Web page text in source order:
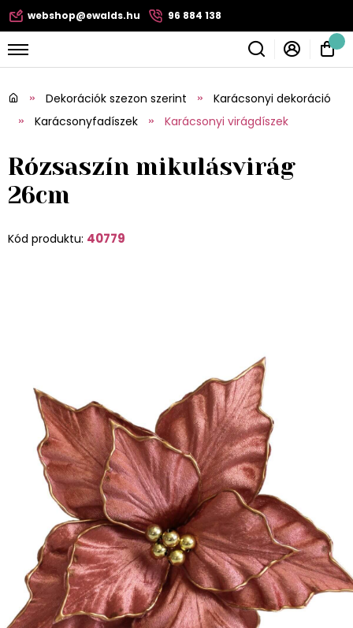
webshop@ewalds.hu 96 884 138
Dekorációk szezon szerint
Karácsonyi dekoráció
Karácsonyfadíszek
Karácsonyi virágdíszek
Rózsaszín mikulásvirág
26cm
Kód produktu: 40779